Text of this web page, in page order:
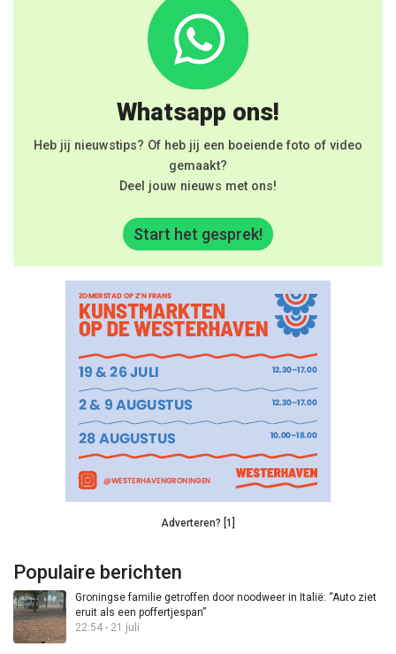
Whatsapp ons!
Heb jij nieuwstips? Of heb jij een boeiende foto of video
gemaakt?
Deel jouw nieuws met ons!
Start het gesprek!
Adverteren? [1]
Populaire berichten
Groningse familie getroffen door noodweer in Italië: “Auto ziet
eruit als een poffertjespan”
22:54 - 21 juli